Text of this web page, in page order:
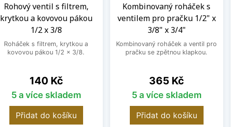
Rohový ventil s filtrem,
krytkou a kovovou pákou
1/2 x 3/8
Roháček s filtrem, krytkou a
kovovou pákou 1/2 x 3/8.
Cena
140 Kč
5 a více skladem
Přidat do košíku
Kombinovaný roháček s
ventilem pro pračku 1/2" x
3/8" x 3/4"
Kombinovaný roháček a ventil pro
pračku se zpětnou klapkou.
Cena
365 Kč
5 a více skladem
Přidat do košíku